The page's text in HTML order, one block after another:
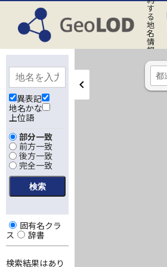
す
る
地
名
情
報
処
理
ス
テ
異表記
地名かな
上位語
部分一致
前方一致
後方一致
完全一致
固有名クラ
ス
辞書
検索結果はあり